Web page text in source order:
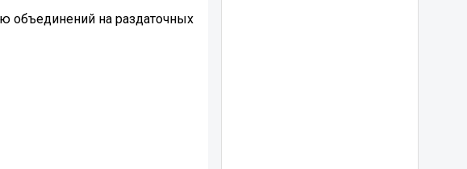
объединений на раздаточных